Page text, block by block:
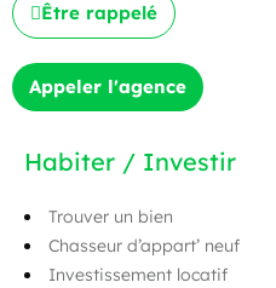
Être rappelé
Appeler l'agence
Habiter / Investir
Trouver un bien
Chasseur d’appart’ neuf
Investissement locatif